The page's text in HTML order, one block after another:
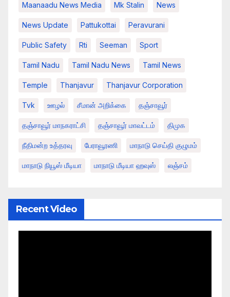
Maanaadu News Media Mk Stalin News
News Update Pattukottai Peravurani
Public Safety Rti Seeman Sport
Tamil Nadu Tamil Nadu News Tamil News
Temple Thanjavur Thanjavur Corporation
Tvk ஊழல் சீமான் அறிக்கை தஞ்சாவூர்
தஞ்சாவூர் மாநகராட்சி தஞ்சாவூர் மாவட்டம் திமுக
நீதிமன்ற உத்தரவு பேராவூரணி மாநாடு செய்தி குழுமம்
மாநாடு நியூஸ் மீடியா மாநாடு மீடியா ஹவுஸ் லஞ்சம்
Recent Video